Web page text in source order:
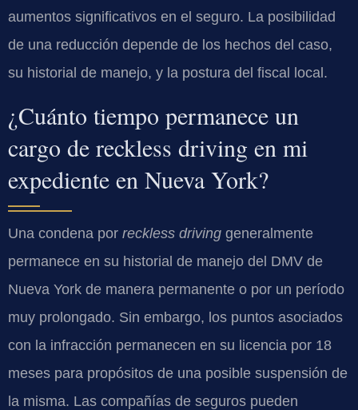
aumentos significativos en el seguro. La posibilidad
de una reducción depende de los hechos del caso,
su historial de manejo, y la postura del fiscal local.
¿Cuánto tiempo permanece un
cargo de reckless driving en mi
expediente en Nueva York?
Una condena por reckless driving generalmente
permanece en su historial de manejo del DMV de
Nueva York de manera permanente o por un período
muy prolongado. Sin embargo, los puntos asociados
con la infracción permanecen en su licencia por 18
meses para propósitos de una posible suspensión de
la misma. Las compañías de seguros pueden